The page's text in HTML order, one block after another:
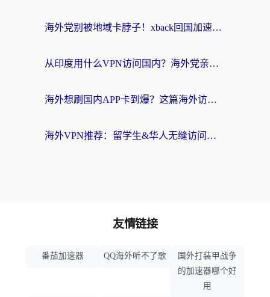
海外党别被地域卡脖子！xback回国加速器选择全攻略，轻松刷剧玩国服
从印度用什么VPN访问国内？海外党亲测的无缝回国上网指南
海外想刷国内APP卡到爆？这篇海外访问国内服务器加速指南帮你解决所有问题
海外VPN推荐：留学生&华人无缝访问国内资源的避坑指南
友情链接
番茄加速器 QQ海外听不了歌
国外打装甲战争
的加速器哪个好
用